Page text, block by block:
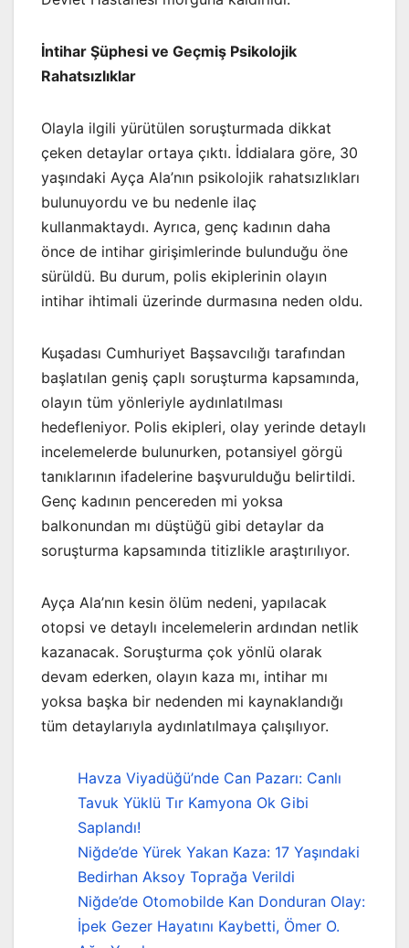
İntihar Şüphesi ve Geçmiş Psikolojik
Rahatsızlıklar
Olayla ilgili yürütülen soruşturmada dikkat
çeken detaylar ortaya çıktı. İddialara göre, 30
yaşındaki Ayça Ala’nın psikolojik rahatsızlıkları
bulunuyordu ve bu nedenle ilaç
kullanmaktaydı. Ayrıca, genç kadının daha
önce de intihar girişimlerinde bulunduğu öne
sürüldü. Bu durum, polis ekiplerinin olayın
intihar ihtimali üzerinde durmasına neden oldu.
Kuşadası Cumhuriyet Başsavcılığı tarafından
başlatılan geniş çaplı soruşturma kapsamında,
olayın tüm yönleriyle aydınlatılması
hedefleniyor. Polis ekipleri, olay yerinde detaylı
incelemelerde bulunurken, potansiyel görgü
tanıklarının ifadelerine başvurulduğu belirtildi.
Genç kadının pencereden mi yoksa
balkonundan mı düştüğü gibi detaylar da
soruşturma kapsamında titizlikle araştırılıyor.
Ayça Ala’nın kesin ölüm nedeni, yapılacak
otopsi ve detaylı incelemelerin ardından netlik
kazanacak. Soruşturma çok yönlü olarak
devam ederken, olayın kaza mı, intihar mı
yoksa başka bir nedenden mi kaynaklandığı
tüm detaylarıyla aydınlatılmaya çalışılıyor.
Havza Viyadüğü’nde Can Pazarı: Canlı
Tavuk Yüklü Tır Kamyona Ok Gibi
Saplandı!
Niğde’de Yürek Yakan Kaza: 17 Yaşındaki
Bedirhan Aksoy Toprağa Verildi
Niğde’de Otomobilde Kan Donduran Olay:
İpek Gezer Hayatını Kaybetti, Ömer O.